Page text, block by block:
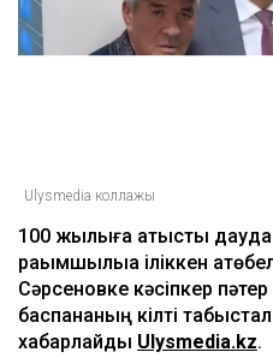
Ulysmedia коллажы
100 жылқыға қатысты
рақымшылыққа іліккен
Сәрсеновке кәсіпкер
баспананың кілті
хабарлайды Ulysmedia.kz.